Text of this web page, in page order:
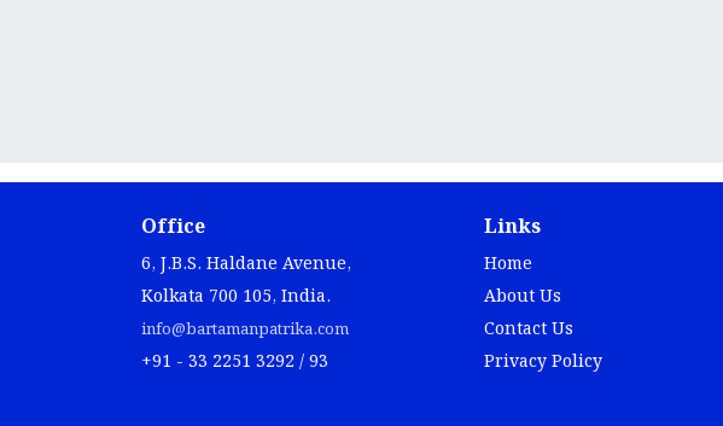
Office
6, J.B.S. Haldane Avenue,
Kolkata 700 105, India.
info@bartamanpatrika.com
+91 - 33 2251 3292 / 93
Links
Home
About Us
Contact Us
Privacy Policy